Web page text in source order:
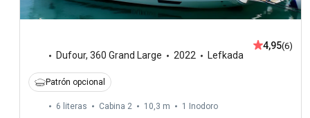
Dufour, 360 Grand Large 2022 Lefkada
4,95(6)
Patrón opcional
6 literas Cabina 2 10,3 m 1 Inodoro